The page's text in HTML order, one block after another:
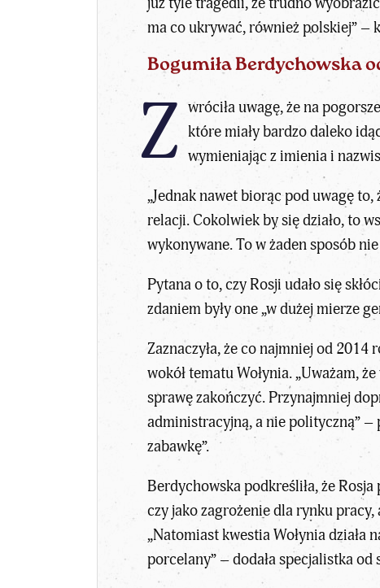
ma co ukrywać, również polskiej” –
Bogumiła Berdychowska
Z wróciła uwagę, że na
które miały bardzo daleko
wymieniając z imienia i
„Jednak nawet biorąc pod uwagę
relacji. Cokolwiek by się działo, to
wykonywane. To w żaden sposób
Pytana o to, czy Rosji udało się
zdaniem były one „w dużej mierze
Zaznaczyła, że co najmniej od
wokół tematu Wołynia. „Uważam,
sprawę zakończyć. Przynajmniej
administracyjną, a nie polityczną” –
zabawkę”.
Berdychowska podkreśliła, że
czy jako zagrożenie dla rynku pracy,
„Natomiast kwestia Wołynia działa
porcelany” – dodała specjalistka